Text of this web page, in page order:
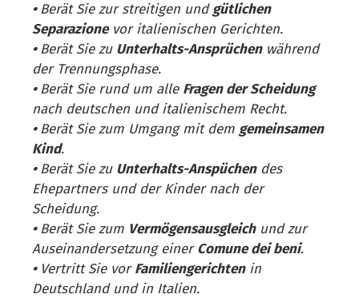
•Berät Sie zur streitigen undgütlichen
Separazionevor italienischen Gerichten.
•Berät Sie zu Unterhalts-Ansprüchenwährend
der Trennungsphase.
•Berät Sie rund um alle Fragen der Scheidung
nach deutschen und italienischem Recht.
•Berät Sie zum Umgang mit dem gemeinsamen
Kind.
•Berät Sie zu Unterhalts-Anspüchendes
Ehepartners und der Kinder nach der
Scheidung.
•Berät Sie zum Vermögensausgleichund zur
Auseinandersetzung einerComune dei beni.
• Vertritt Sie vorFamiliengerichtenin
Deutschland und in Italien.